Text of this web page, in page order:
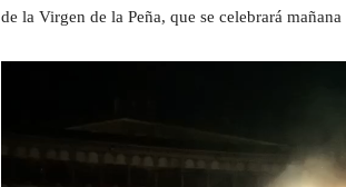
de la Virgen de la Peña, que se celebrará